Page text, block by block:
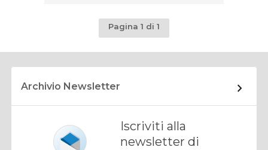
Pagina 1 di 1
Archivio Newsletter
Iscriviti alla
newsletter di